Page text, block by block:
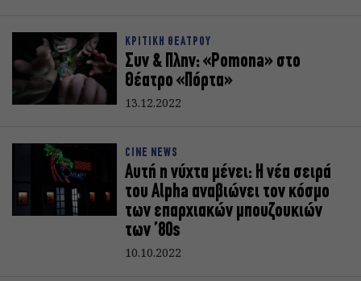
ΚΡΙΤΙΚΗ ΘΕΑΤΡΟΥ
Συν & Πλην: «Pomona» στο
Θέατρο «Πόρτα»
13.12.2022
CINE NEWS
Αυτή η νύχτα μένει: Η νέα σειρά
του Alpha αναβιώνει τον κόσμο
των επαρχιακών μπουζουκιών
των ’80s
10.10.2022